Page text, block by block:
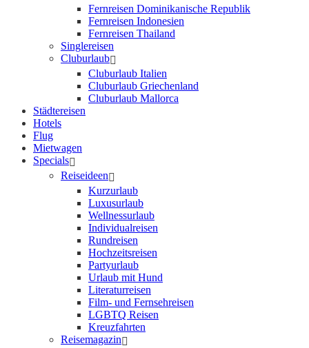
Fernreisen Dominikanische Republik
Fernreisen Indonesien
Fernreisen Thailand
Singlereisen
Cluburlaub
Cluburlaub Italien
Cluburlaub Griechenland
Cluburlaub Mallorca
Städtereisen
Hotels
Flug
Mietwagen
Specials
Reiseideen
Kurzurlaub
Luxusurlaub
Wellnessurlaub
Individualreisen
Rundreisen
Hochzeitsreisen
Partyurlaub
Urlaub mit Hund
Literaturreisen
Film- und Fernsehreisen
LGBTQ Reisen
Kreuzfahrten
Reisemagazin